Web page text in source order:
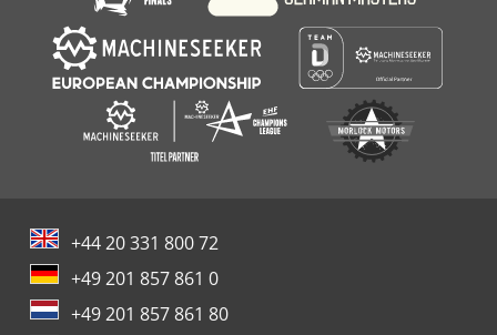
+44 20 331 800 72
+49 201 857 861 0
+49 201 857 861 80